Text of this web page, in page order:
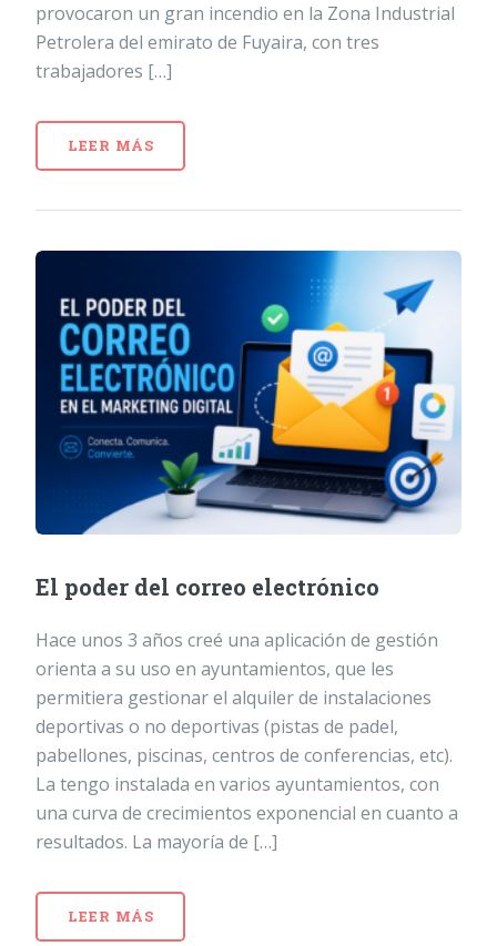
provocaron un gran incendio en la Zona Industrial
Petrolera del emirato de Fuyaira, con tres
trabajadores […]
LEER MÁS
El poder del correo electrónico
Hace unos 3 años creé una aplicación de gestión
orienta a su uso en ayuntamientos, que les
permitiera gestionar el alquiler de instalaciones
deportivas o no deportivas (pistas de padel,
pabellones, piscinas, centros de conferencias, etc).
La tengo instalada en varios ayuntamientos, con
una curva de crecimientos exponencial en cuanto a
resultados. La mayoría de […]
LEER MÁS